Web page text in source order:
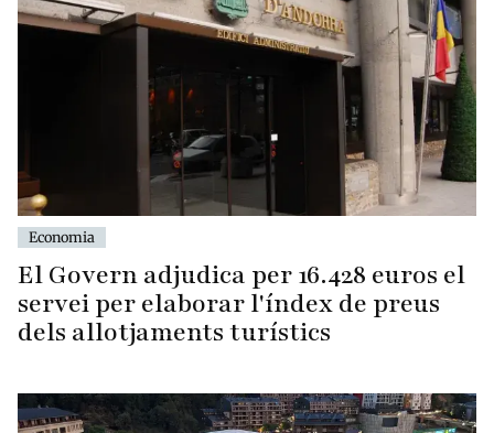
Economia
El Govern adjudica per 16.428 euros el
servei per elaborar l'índex de preus
dels allotjaments turístics